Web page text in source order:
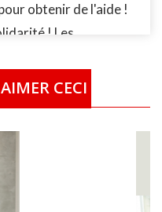
obtenir de l'aide !
! Les
(FAI) qui ont des
le financement de
socio-
recevront la prise en
le cas de leurs
CECI